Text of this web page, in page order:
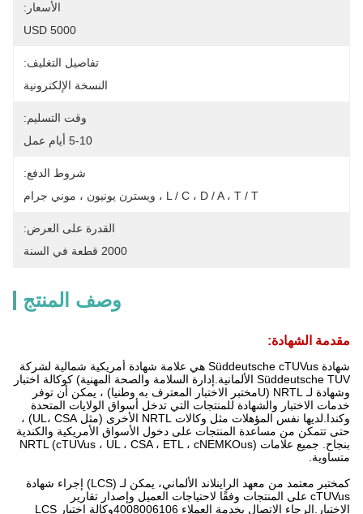
الأسعار:
5000 USD
تفاصيل التغليف:
النسخة الإلكترونية
وقت التسليم:
5-10 أيام عمل
شروط الدفع:
L / C ، D / A ، T / T ، ويسترن يونيون ، موني جرام
القدرة على العرض:
2000 قطعة في السنة
وصف المنتج
مقدمة الشهادة:
شهادة Süddeutsche cTUVus هي علامة شهادة أمريكية شمالية لشركة
Süddeutsche TUV الألمانية.إدارة السلامة والصحة المهنية) كوكالة اختبار
وشهادة لـ NRTL (Uمختبر الاختبار المعترف به وطنيا) ، يمكن أن توفر
خدمات الاختبار والشهادة للمنتجات التي تدخل أسواق الولايات المتحدة
وكندا.لديها نفس المؤهلات مثل وكالات NRTL الأخرى (مثل UL، CSA) ،
حتى تتمكن من مساعدة المنتجات على دخول الأسواق الأمريكية والكندية
بنجاح. جميع علامات NRTL (cTUVus ، UL ، CSA ، ETL ، cNEMKOus)
متساوية.
كمختبر معتمد من معهد الراينلاند الألماني، يمكن لـ (LCS) إجراء شهادة
cTUVus على المنتجات وفقًا لاحتياجات العميل وإصدار تقارير
الاختبار.الرجاء الاتصال بخدمة العملاء 4008006106وكالة اختبار LCS